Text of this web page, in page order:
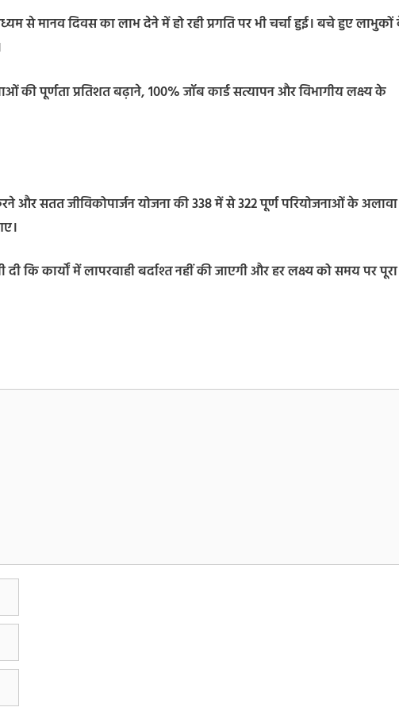
से मानव दिवस का लाभ देने में हो रही प्रगति पर भी चर्चा हुई। बचे हुए
की पूर्णता प्रतिशत बढ़ाने, 100% जॉब कार्ड सत्यापन और विभागीय लक्ष्य के
और सतत जीविकोपार्जन योजना की 338 में से 322 पूर्ण परियोजनाओं के अलावा
कि कार्यों में लापरवाही बर्दाश्त नहीं की जाएगी और हर लक्ष्य को समय पर पूरा